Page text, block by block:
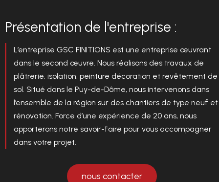
Présentation de l'entreprise :
L’entreprise GSC FINITIONS est une entreprise œuvrant
dans le second œuvre. Nous réalisons des travaux de
plâtrerie, isolation, peinture décoration et revêtement de
sol. Situé dans le Puy-de-Dôme, nous intervenons dans
l’ensemble de la région sur des chantiers de type neuf et
rénovation. Force d’une expérience de 20 ans, nous
apporterons notre savoir-faire pour vous accompagner
dans votre projet.
nous contacter